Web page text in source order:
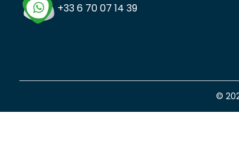
+33 6 70 07 14 39
©